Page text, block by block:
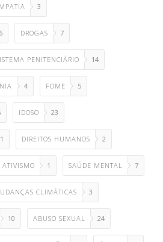
3
DROGAS 7
PENITENCIÁRIO 14
4 FOME 5
IDOSO 23
1 DIREITOS HUMANOS 2
ATIVISMO 1 SAÚDE MENTAL 7
CLIMÁTICAS 3
10 ABUSO SEXUAL 24